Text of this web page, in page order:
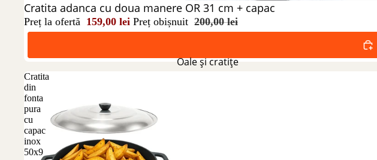
Oale și cratițe
Reducere 21%
Cratita adanca cu doua manere OR 31 cm + capac
Preț la ofertă 159,00 lei Preț obișnuit 200,00 lei
Cratita
din
fonta
pura
cu
capac
inox
50x9